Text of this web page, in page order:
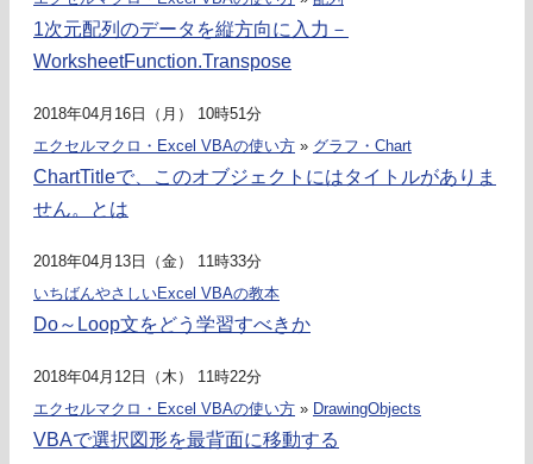
1次元配列のデータを縦方向に入力－
WorksheetFunction.Transpose
2018年04月16日（月） 10時51分
エクセルマクロ・Excel VBAの使い方 » グラフ・Chart
ChartTitleで、このオブジェクトにはタイトルがありま
せん。とは
2018年04月13日（金） 11時33分
いちばんやさしいExcel VBAの教本
Do～Loop文をどう学習すべきか
2018年04月12日（木） 11時22分
エクセルマクロ・Excel VBAの使い方 » DrawingObjects
VBAで選択図形を最背面に移動する